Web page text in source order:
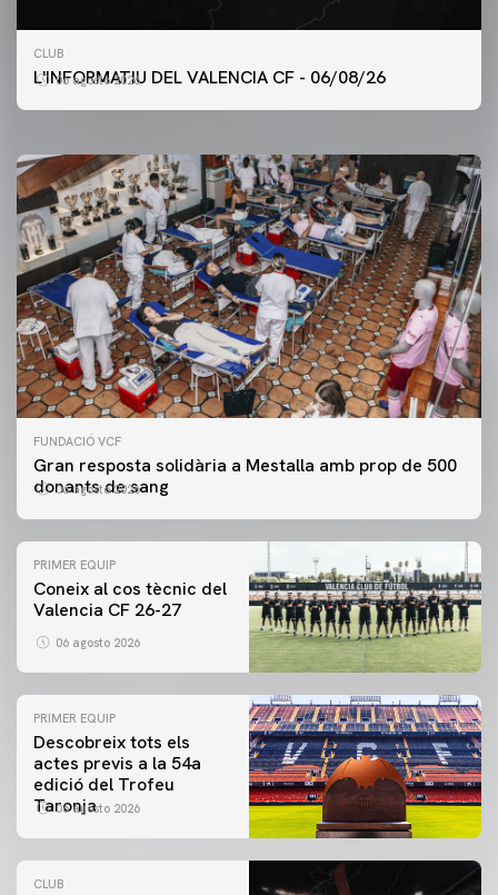
CLUB
L'INFORMATIU DEL VALENCIA CF - 06/08/26
06 agosto 2026
PRIMER EQUIP
ENTRENAMENT DEL VALENCIA CF 6/8/2026
FUNDACIÓ VCF
Gran resposta solidària a Mestalla amb prop de 500
donants de sang
06 agosto 2026
PRIMER EQUIP
Coneix al cos tècnic del
Valencia CF 26-27
06 agosto 2026
PRIMER EQUIP
Descobreix tots els
actes previs a la 54a
edició del Trofeu
Taronja
06 agosto 2026
CLUB